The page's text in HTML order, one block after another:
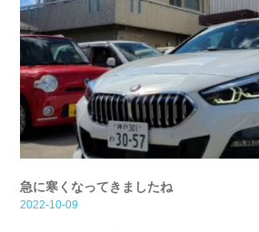
急に寒くなってきましたね
2022-10-09